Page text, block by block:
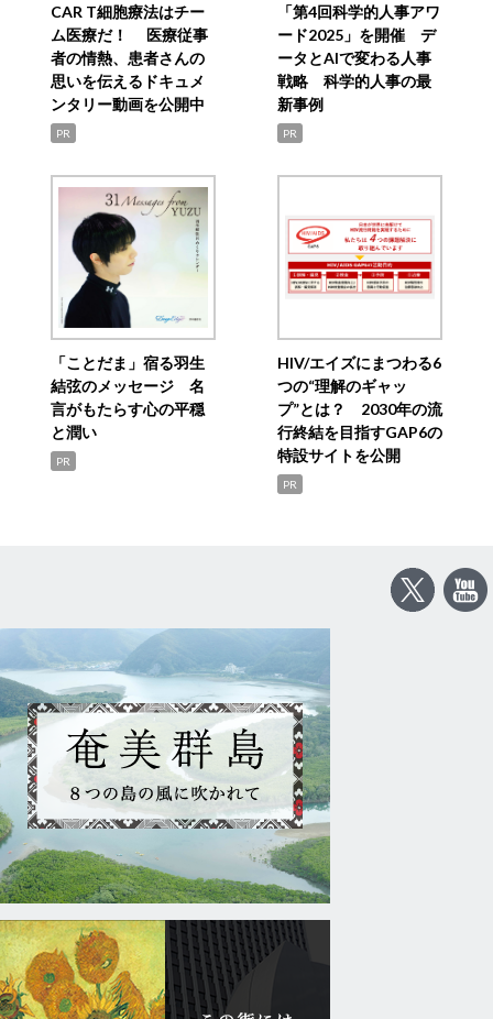
CAR T細胞療法はチー
ム医療だ！ 医療従事
者の情熱、患者さんの
思いを伝えるドキュメ
ンタリー動画を公開中
PR
「第4回科学的人事アワ
ード2025」を開催 デ
ータとAIで変わる人事
戦略 科学的人事の最
新事例
PR
「ことだま」宿る羽生
結弦のメッセージ 名
言がもたらす心の平穏
と潤い
PR
HIV/エイズにまつわる6
つの“理解のギャッ
プ”とは？ 2030年の流
行終結を目指すGAP6の
特設サイトを公開
PR